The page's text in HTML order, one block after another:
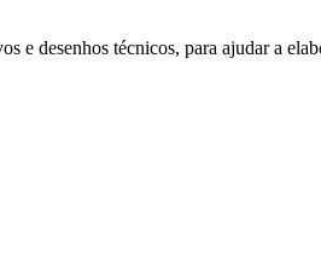
e desenhos técnicos, para ajudar a